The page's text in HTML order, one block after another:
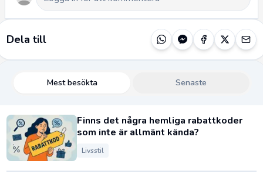
Dela till
Mest besökta Senaste
Finns det några hemliga rabattkoder
som inte är allmänt kända?
Livsstil